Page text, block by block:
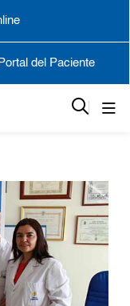
Portal del Paciente